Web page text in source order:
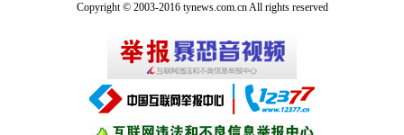
Copyright © 2003-2016 tynews.com.cn All rights reserved